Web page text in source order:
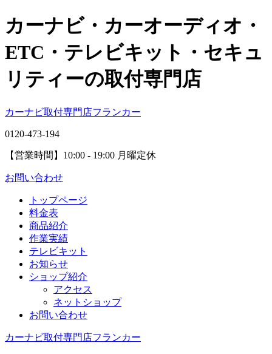
カーナビ・カーオーディオ・
ETC・テレビキット・セキュ
リティーの取付専門店
カーナビ取付専⾨店フランカー
0120-473-194
【営業時間】 10:00 - 19:00 月曜定休
お問い合わせ
トップページ
料金表
商品紹介
作業実績
テレビキット
お知らせ
ショップ紹介
アクセス
ネットショップ
お問い合わせ
カーナビ取付専⾨店フランカー